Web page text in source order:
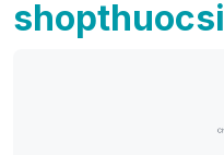
shopthuocsi